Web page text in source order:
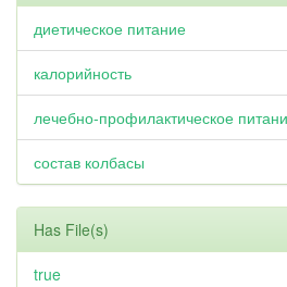
диетическое питание
калорийность
лечебно-профилактическое
состав колбасы
Has File(s)
true